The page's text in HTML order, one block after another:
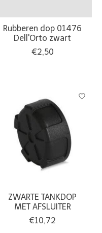
Rubberen dop 01476
Dell'Orto zwart
€2,50
ZWARTE TANKDOP
MET AFSLUITER
€10,72